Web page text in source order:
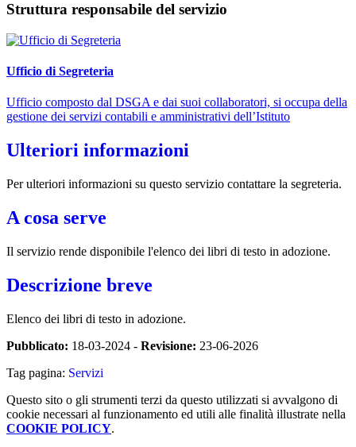
Struttura responsabile del servizio
Ufficio di Segreteria
Ufficio composto dal DSGA e dai suoi collaboratori, si occupa della
gestione dei servizi contabili e amministrativi dell’Istituto
Ulteriori informazioni
Per ulteriori informazioni su questo servizio contattare la segreteria.
A cosa serve
Il servizio rende disponibile l'elenco dei libri di testo in adozione.
Descrizione breve
Elenco dei libri di testo in adozione.
Pubblicato: 18-03-2024 - Revisione: 23-06-2026
Tag pagina: Servizi
Questo sito o gli strumenti terzi da questo utilizzati si avvalgono di
cookie necessari al funzionamento ed utili alle finalità illustrate nella
COOKIE POLICY.